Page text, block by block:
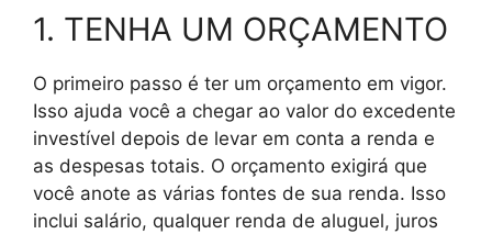
1. TENHA UM ORÇAMENTO
O primeiro passo é ter um orçamento em vigor.
Isso ajuda você a chegar ao valor do excedente
investível depois de levar em conta a renda e
as despesas totais. O orçamento exigirá que
você anote as várias fontes de sua renda. Isso
inclui salário, qualquer renda de aluguel, juros